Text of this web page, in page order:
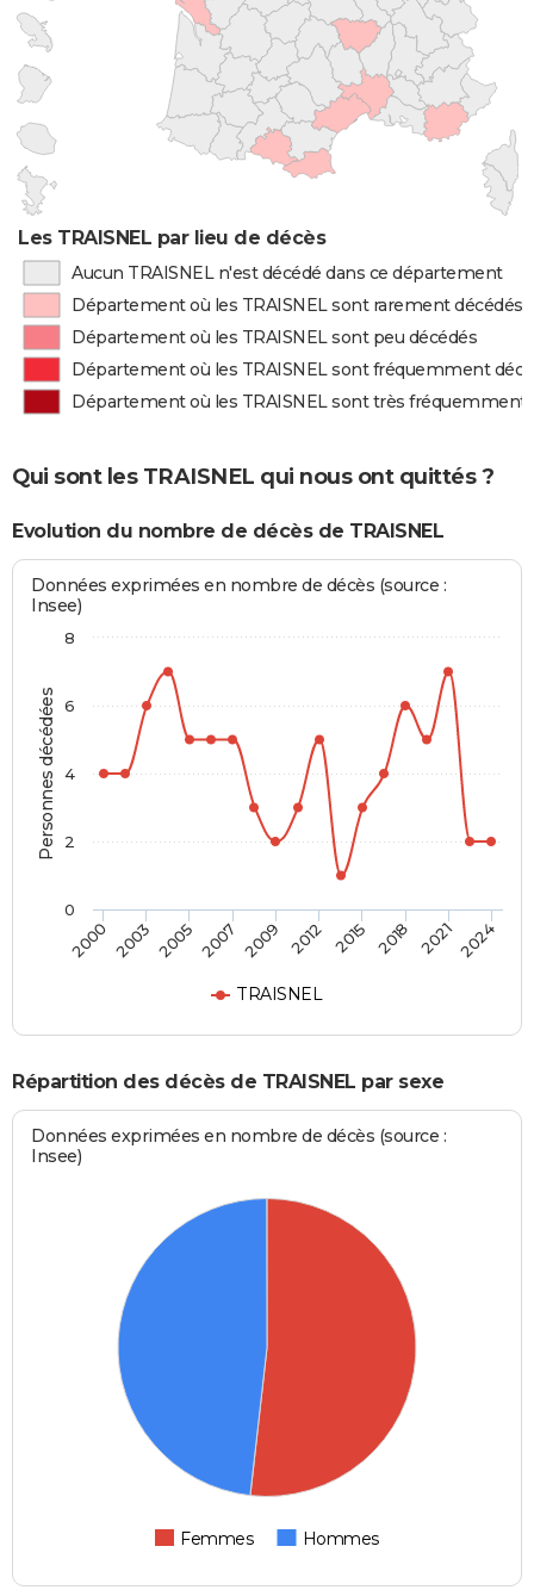
Les TRAISNEL par lieu de décès
Aucun TRAISNEL n'est décédé dans ce département
Département où les TRAISNEL sont rarement décédés
Département où les TRAISNEL sont peu décédés
Département où les TRAISNEL sont fréquemment
Département où les TRAISNEL sont très fréquemment
Qui sont les TRAISNEL qui nous ont quittés ?
Evolution du nombre de décès de TRAISNEL
Personnes décédées
Données exprimées en nombre de décès (source :
Insee)
TRAISNEL
2000 2003 2005 2007 2009 2012 2015 2018 20212024
0
2
4
6
8
Répartition des décès de TRAISNEL par sexe
Données exprimées en nombre de décès (source :
Insee)
Femmes Hommes